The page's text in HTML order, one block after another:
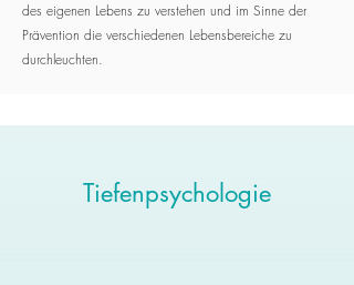
des eigenen Lebens zu verstehen und im Sinne der
Prävention die verschiedenen Lebensbereiche zu
durchleuchten.
Tiefenpsychologie